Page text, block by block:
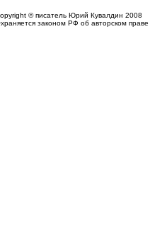
© писатель Юрий Кувалдин 2008
законом РФ об авторском праве